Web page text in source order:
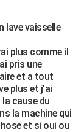
lave vaisselle
plus comme il
pris une
et a tout
plus et j'ai
cause du
la machine qui
et si oui ou